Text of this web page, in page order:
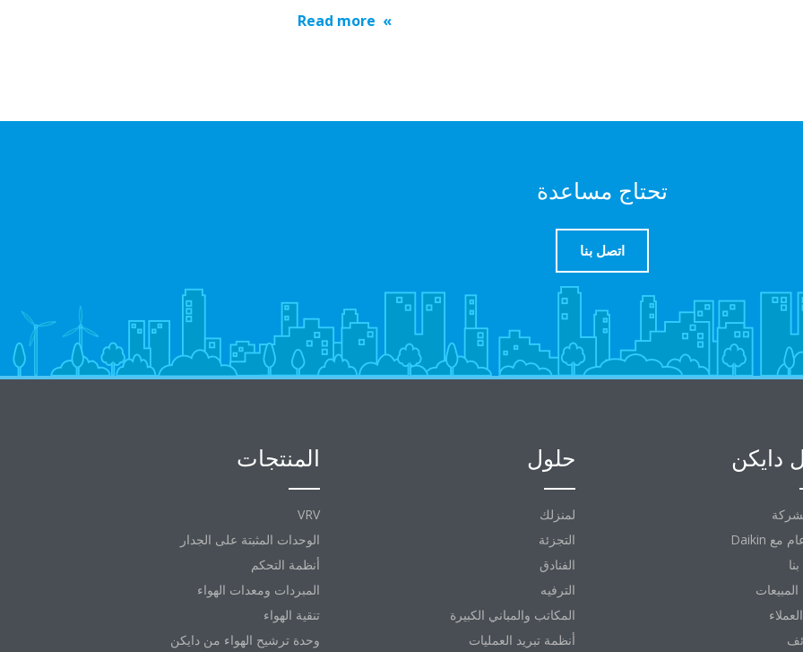
Read more
تحتاج مساعدة
اتصل بنا
المنتجات
VRV
الوحدات المثبتة على الجدار
أنظمة التحكم
المبردات ومعدات الهواء
تنقية الهواء
وحدة ترشيح الهواء من دايكن
حلول
لمنزلك
التجزئة
الفنادق
الترفيه
المكاتب والمباني الكبيرة
أنظمة تبريد العمليات
دايكن